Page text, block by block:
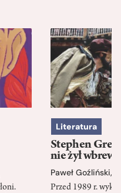
Literatura
Stephen
nie żył wbrew
Paweł Goźliński,
Przed 1989 r.